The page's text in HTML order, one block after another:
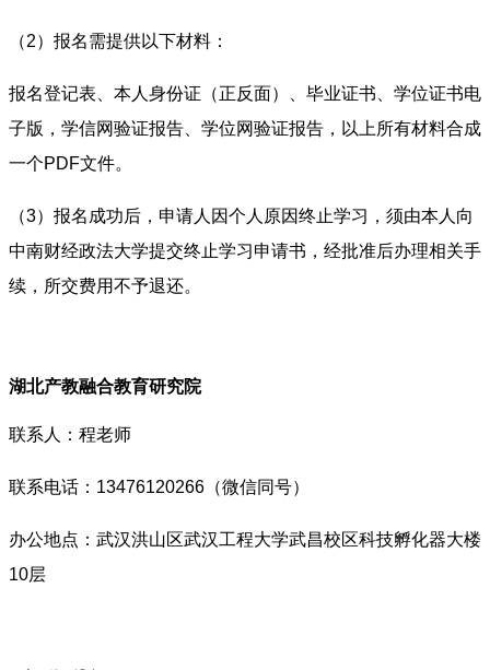
（2） 报名需提供以下材料：
报名登记表、本人身份证（正反面）、毕业证书、学位证书电
子版，学信网验证报告、学位网验证报告，以上所有材料合成
一个PDF文件。
（3）报名成功后，申请人因个人原因终止学习，须由本人向
中南财经政法大学提交终止学习申请书，经批准后办理相关手
续，所交费用不予退还。
湖北产教融合教育研究院
联系人：程老师
联系电话：13476120266（微信同号）
办公地点：武汉洪山区武汉工程大学武昌校区科技孵化器大楼
10层